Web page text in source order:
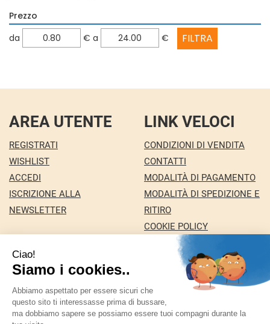
Prezzo
filtra
da € filtra
a €
AREA UTENTE
REGISTRATI
WISHLIST
ACCEDI
ISCRIZIONE ALLA
NEWSLETTER
LINK VELOCI
CONDIZIONI DI VENDITA
CONTATTI
MODALITÀ DI PAGAMENTO
MODALITÀ DI SPEDIZIONE E
RITIRO
COOKIE POLICY
INFORMATIVA PRIVACY
Farmacia Nuova snc dei Dottori Marco e
Giuseppina Fortini - Via Italia 72 24068 Seriate (BG)
marforti@tin.it|Tel.: 035294031| P.Iva: 03258590169 |